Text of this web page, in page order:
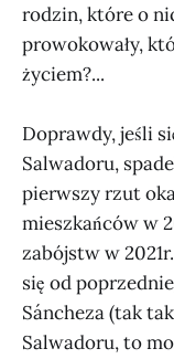
rodzin, które o
prowokowały,
życiem?...
Doprawdy, jeśli
Salwadoru,
pierwszy rzut
mieszkańców w
zabójstw w
się od
Sáncheza (tak
Salwadoru, to